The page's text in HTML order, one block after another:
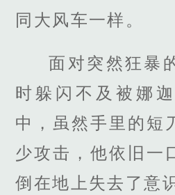
同大风车一样。
面对突然狂暴
时躲闪不及被娜
中，虽然手里的短
少攻击，他依旧一
倒在地上失去了意